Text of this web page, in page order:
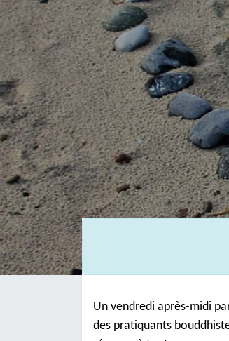
Un vendredi après-midi
des pratiquants